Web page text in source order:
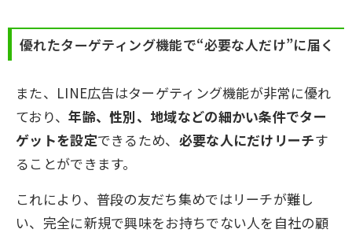
優れたターゲティング機能で“必要な人だけ”に届く
また、LINE広告はターゲティング機能が非常に優れ
ており、年齢、性別、地域などの細かい条件でター
ゲットを設定できるため、 必要な人にだけリーチす
ることができます。
これにより、普段の友だち集めではリーチが難し
い、 完全に新規で興味をお持ちでない人を自社の顧